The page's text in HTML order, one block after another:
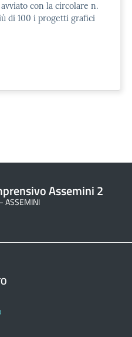
con la circolare n.
di 100 i progetti grafici
Assemini 2
ASSEMINI